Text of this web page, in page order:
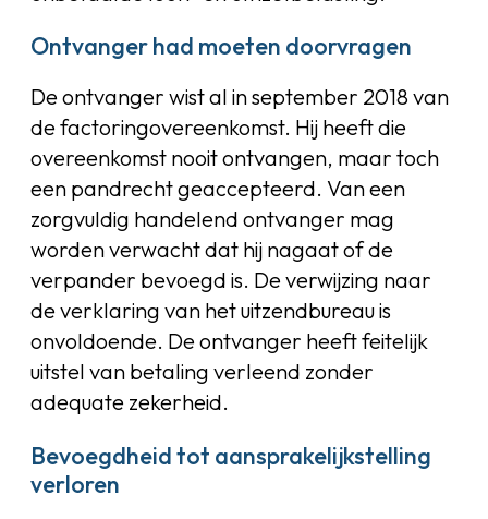
Ontvanger had moeten doorvragen
De ontvanger wist al in september 2018 van
de factoringovereenkomst. Hij heeft die
overeenkomst nooit ontvangen, maar toch
een pandrecht geaccepteerd. Van een
zorgvuldig handelend ontvanger mag
worden verwacht dat hij nagaat of de
verpander bevoegd is. De verwijzing naar
de verklaring van het uitzendbureau is
onvoldoende. De ontvanger heeft feitelijk
uitstel van betaling verleend zonder
adequate zekerheid.
Bevoegdheid tot aansprakelijkstelling
verloren